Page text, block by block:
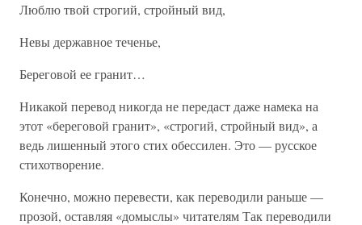
Люблю твой строгий, стройный вид,
Невы державное теченье,
Береговой ее гранит…
Никакой перевод никогда не передаст даже намека на
этот «береговой гранит», «строгий, стройный вид», а
ведь лишенный этого стих обессилен. Это — русское
стихотворение.
Конечно, можно перевести, как переводили раньше —
прозой, оставляя «домыслы» читателям Так переводили